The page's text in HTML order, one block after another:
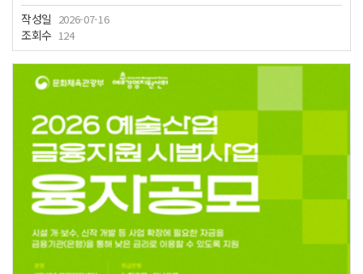
작성일 2026-07-16
조회수 124